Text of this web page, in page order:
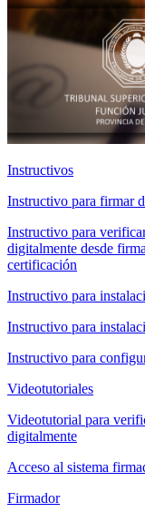
Instructivos
Instructivo para firmar
Instructivo para
digitalmente desde
certificación
Instructivo para
Instructivo para
Instructivo para
Videotutoriales
Videotutorial para
digitalmente
Acceso al sistema
Firmador